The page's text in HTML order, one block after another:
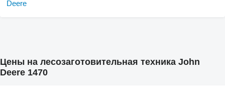
Цены на лесозаготовительная техника John
Deere 1470